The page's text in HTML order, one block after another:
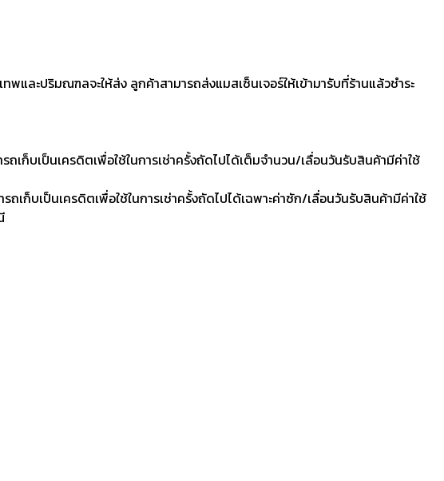
ละปริมณฑลจะให้ส่ง ลูกค้าสามารถส่งแมสเซ็นเจอร์ให้เข้ามารับที่ร้านแล้วชำระ
ก็บเป็นเครดิตเพื่อใช้ในการเช่าครั้งถัดไปได้เต็มจำนวน/เลื่อนวันรับสินค้ามีค่าใช้
ก็บเป็นเครดิตเพื่อใช้ในการเช่าครั้งถัดไปได้เฉพาะค่าซัก/เลื่อนวันรับสินค้ามีค่าใช้